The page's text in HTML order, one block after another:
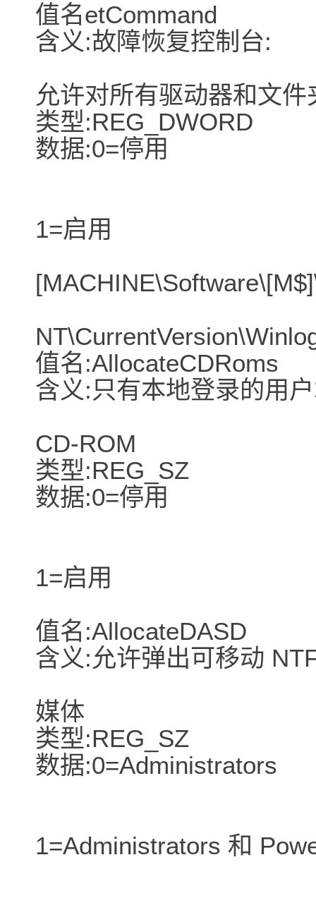
值名etCommand
含义:故障恢复控制台:
允许对所有驱动器和文
类型:REG_DWORD
数据:0=停用
1=启用
值名:AllocateCDRoms
含义:只有本地登录的用
CD-ROM
类型:REG_SZ
数据:0=停用
1=启用
值名:AllocateDASD
含义:允许弹出可移动
媒体
类型:REG_SZ
数据:0=Administrators
1=Administrators 和